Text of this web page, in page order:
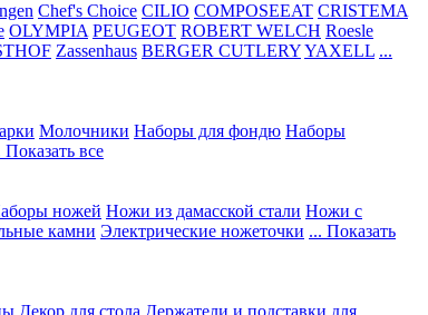
Chef's Choice CILIO COMPOSEEAT CRISTEMA
OLYMPIA PEUGEOT ROBERT WELCH Roesle
Zassenhaus BERGER CUTLERYYAXELL ...
Молочники Наборы для фондю Наборы
Показать все
ножей Ножи из дамасской стали Ножи с
камни Электрические ножеточки ... Показать
Декор для стола Держатели и подставки для